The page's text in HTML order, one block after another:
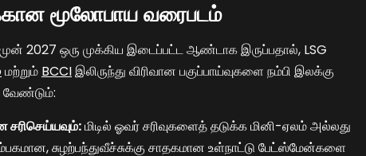
மூலோபாய வரைபடம்
2027 ஒரு முக்கிய இடைப்பட்ட ஆண்டாக இருப்பதால், LSG
மற்றும் BCCIஇலிருந்து விரிவான பகுப்பாய்வுகளை நம்பி இலக்கு
சரிசெய்யவும்:மிடில் ஓவர் சரிவுகளைத் தடுக்க மினி-ஏலம் அல்லது
சுழற்பந்துவீச்சுக்கு சாதகமான உள்நாட்டு பேட்ஸ்மேன்களை